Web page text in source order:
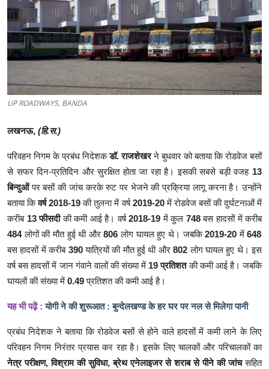
स्पोर्ट्स
मनोरंजन
UP ROADWAYS, BANDA
लखनऊ, (हि.स.)
परिवहन निगम के प्रबंध निदेशकडॉ. राजशेखरने बुधवार को बताया कि रोडवेज बसों
से सफर दिन-प्रतिदिन और सुरक्षित होता जा रहा है। इसकी सबसे बड़ी वजह 13
बिन्दुओंपर बसों की जांच करके रुट पर भेजने की प्रक्रिया लागू करना है। उन्होंने
बताया किवर्ष 2018-19की तुलना में वर्ष2019-20में रोडवेज बसों की दुर्घटनाओं में
करीब 13 फीसदीकी कमी आई है। वर्ष2018-19 में कुल 748बस हादसों में करीब
484लोगों की मौत हुई थी और806 लोग घायल हुए थे। जबकि2019-20 में648
बस हादसों में करीब 390यात्रियों की मौत हुई थी और802 लोग घायल हुए थे। इस
वर्ष बस हादसों में जान गंवाने वालों की संख्या में 19 प्रतिशतकी कमी आई है। जबकि
घायलों की संख्या में 0.49प्रतिशत की कमी आई है।
यह भी पढ़ें : योगी ने की शुरूआत : बुन्देलखण्ड के हर घर पर नल से मिलेगा पानी
प्रबंध निदेशक ने बताया कि रोडवेज बसों से होने वाले हादसों में कमी लाने के लिए
परिवहन निगम निरंतर प्रयास कर रहा है। इसके लिए चालकों और परिचालकों का
नेत्र परीक्षण, विश्राम की सुविधा, ब्रेथ एनेलाइजर से शराब से पीने की जांचसहित